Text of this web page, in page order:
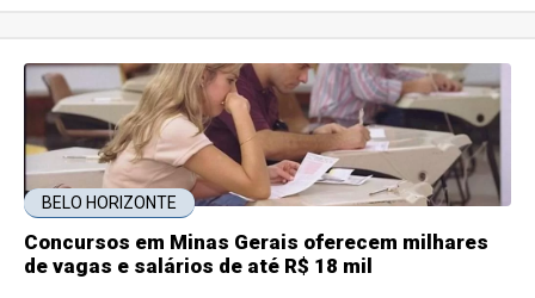
BELO HORIZONTE
Concursos em Minas Gerais oferecem milhares
de vagas e salários de até R$ 18 mil